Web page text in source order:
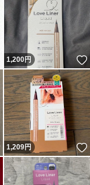
いいね！
1,200円
いいね！
1,209円